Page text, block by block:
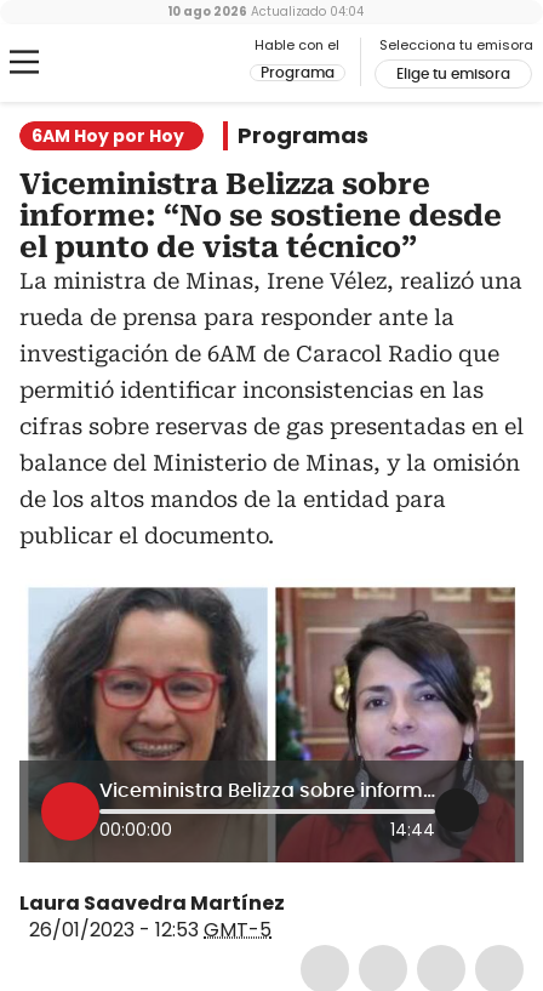
Hable con el
Programa
Selecciona tu emisora
Elige tu emisora
10 ago 2026 Actualizado 04:04
6AM Hoy por Hoy Programas
Viceministra Belizza sobre
informe: “No se sostiene desde
el punto de vista técnico”
La ministra de Minas, Irene Vélez, realizó una
rueda de prensa para responder ante la
investigación de 6AM de Caracol Radio que
permitió identificar inconsistencias en las
cifras sobre reservas de gas presentadas en el
balance del Ministerio de Minas, y la omisión
de los altos mandos de la entidad para
publicar el documento.
Viceministra Belizza sobre informe: “No se sostiene desde el punto de vista técnico”
00:00:00 14:44
Laura Saavedra Martínez
26/01/2023 - 12:53GMT-5